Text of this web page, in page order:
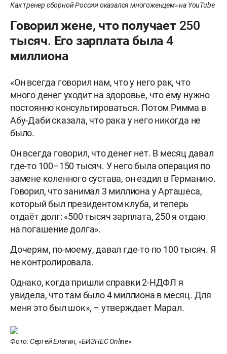
Как тренер сборной России оказался многоженцем» на YouTube
Говорил жене, что получает 250
тысяч. Его зарплата была 4
миллиона
«Он всегда говорил нам, что у него рак, что
много денег уходит на здоровье, что ему нужно
постоянно консультироваться. Потом Римма в
Абу-Даби сказала, что рака у него никогда не
было.
Он всегда говорил, что денег нет. В месяц давал
где-то 100–150 тысяч. У него была операция по
замене коленного сустава, он ездил в Германию.
Говорил, что занимал 3 миллиона у Арташеса,
который был президентом клуба, и теперь
отдаёт долг: «500 тысяч зарплата, 250 я отдаю
на погашение долга».
Дочерям, по-моему, давал где-то по 100 тысяч. Я
не контролировала.
Однако, когда пришли справки 2-НДФЛ я
увидела, что там было 4 миллиона в месяц. Для
меня это был шок», – утверждает Марал.
Фото: Сергей Елагин, «БИЗНЕС Online»